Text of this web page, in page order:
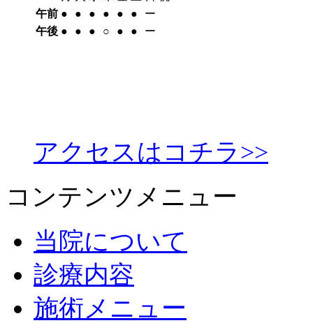
午前 ●︎ ●︎ ●︎ ●︎ ●︎ ●︎
ー
午後 ●︎ ●︎ ●︎ ○︎ ●︎ ●︎ ー
アクセスはコチラ>>
コンテンツメニュー
当院について
診療内容
施術メニュー